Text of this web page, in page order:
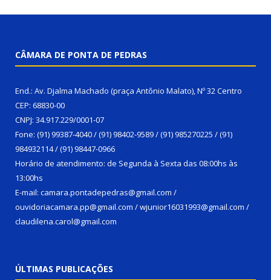
CÂMARA DE PONTA DE PEDRAS
End.: Av. Djalma Machado (praça Antônio Malato), Nº 32 Centro
CEP: 68830-00
CNPJ: 34.917.229/0001-07
Fone: (91) 99387-4040 / (91) 98402-9589 / (91) 985270225 / (91)
984932114 / (91) 98447-0966
Horário de atendimento: de Segunda à Sexta das 08:00hs às
13:00hs
E-mail: camara.pontadepedras@gmail.com /
ouvidoriacamara.pp@gmail.com / wjunior16031993@gmail.com /
claudilena.carol@gmail.com
ÚLTIMAS PUBLICAÇÕES